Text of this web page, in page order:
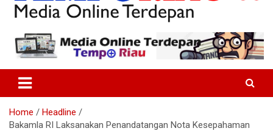
Tempo Riau
Home
Headline
Bakamla RI Laksanakan Penandatangan Nota Kesepahaman